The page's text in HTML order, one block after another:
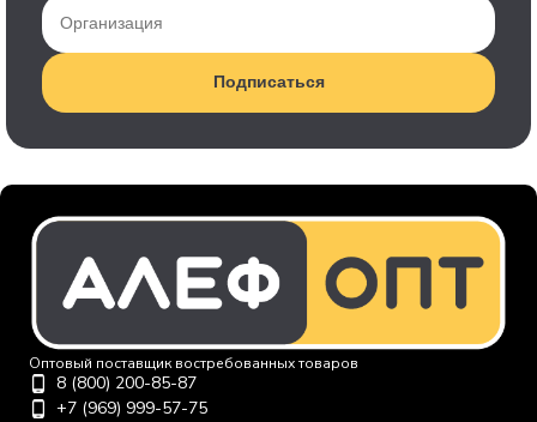
Подписаться
Оптовый поставщик востребованных товаров
8 (800) 200-85-87
+7 (969) 999-57-75